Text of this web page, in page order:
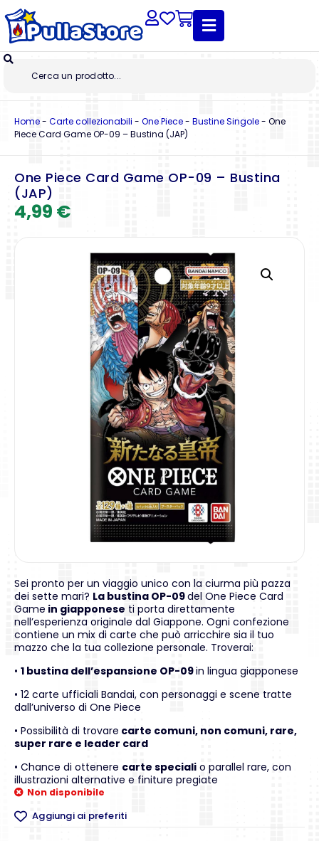
Home- Carte collezionabili - One Piece- Bustine Singole- One
Piece Card Game OP-09 – Bustina (JAP)
One Piece Card Game OP-09 – Bustina
(JAP)
4,99 €
Sei pronto per un viaggio unico con la ciurma più pazza
dei sette mari? La bustina OP-09del One Piece Card
Game in giapponese ti porta direttamente
nell’esperienza originale dal Giappone. Ogni confezione
contiene un mix di carte che può arricchire sia il tuo
mazzo che la tua collezione personale. Troverai:
• 1 bustina dell’espansione OP-09in lingua giapponese
• 12 carte ufficiali Bandai, con personaggi e scene tratte
dall’universo di One Piece
• Possibilità di trovare carte comuni, non comuni, rare,
super rare e leader card
• Chance di ottenere carte speciali o parallel rare, con
illustrazioni alternative e finiture pregiate
Non disponibile
Aggiungi ai preferiti